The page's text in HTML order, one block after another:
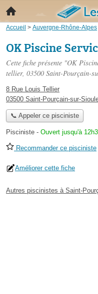
Accueil > Auvergne-Rhône-Alpes
OK Piscine
Cette fiche présente "OK
tellier, 03500 Saint-Pourçain-
8 Rue Louis Tellier
03500 Saint-Pourçain-sur-
📞 Appeler ce pisciniste
Pisciniste - Ouvert jusqu'à
Recommander ce pisciniste
Améliorer cette fiche
Autres piscinistes à Saint-